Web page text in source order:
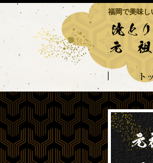
福岡で美味し